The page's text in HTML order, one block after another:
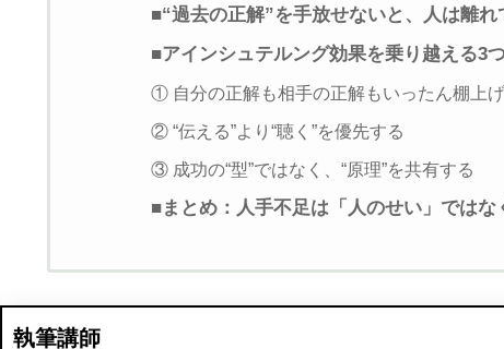
■“過去の正解”を手放せないと、人は離れ
■アインシュテルング効果を乗り越える3
① 自分の正解も相手の正解もいったん棚上
② “伝える”より“聴く”を優先する
③ 成功の“型”ではなく、“原理”を共有する
■まとめ：人手不足は「人のせい」ではな
執筆講師